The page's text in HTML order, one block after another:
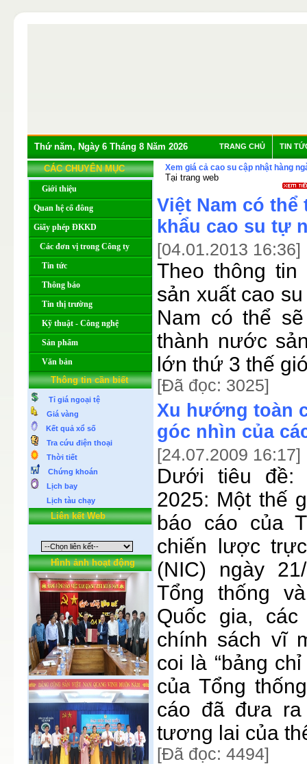
Thứ năm, Ngày 6 Tháng 8 Năm 2026 TRANG CHỦ TIN
CÁC CHUYÊN MỤC
Giới thiệu
Quan hệ cổ đông
Giấy phép ĐKKD
Các đơn vị trong Công ty
Tin tức
Thông báo
Tin thị trường
Kỹ thuật - Công nghệ
Sản phẩm
Văn bản
Thông tin cần biết
Tỉ giá ngoại tệ
Giá vàng
Kết quả xổ số
Tra cứu điện thoại
Thời tiết
Chứng khoán
Lịch bay
Lịch tàu chạy
Liên kết Web
Hình ảnh hoạt động
Xem giá cả cao su cập nhật hàng
Tại trang web
Việt Nam có
khẩu cao su tự
[04.01.2013 16:36]
Theo thông
sản xuất cao
Nam có thể
thành nước
lớn thứ 3 thế
[Đã đọc: 3025]
Xu hướng toàn
góc nhìn của
[24.07.2009 16:17]
Dưới tiêu đề:
2025: Một thế
báo cáo của
chiến lược
(NIC) ngày
Tổng thống
Quốc gia,
chính sách vĩ
coi là “bảng
của Tổng
cáo đã đưa
tương lai của
[Đã đọc: 4494]